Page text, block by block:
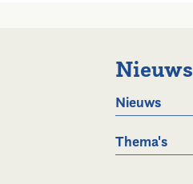
Nieuws
Nieuws
Thema's